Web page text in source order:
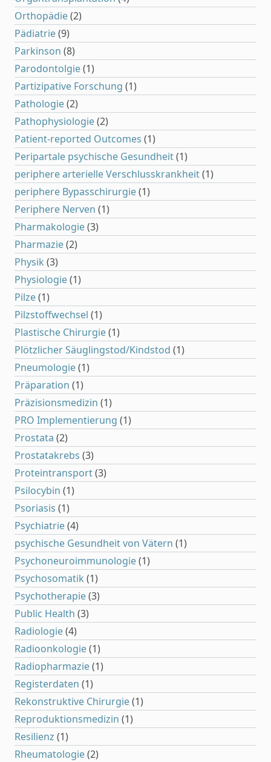
Orthopädie(2)
Pädiatrie(9)
Parkinson (8)
Parodontolgie(1)
Partizipative Forschung (1)
Pathologie(2)
Pathophysiologie(2)
Patient-reported Outcomes (1)
Peripartale psychische Gesundheit(1)
periphere arterielle Verschlusskrankheit(1)
periphere Bypasschirurgie(1)
Periphere Nerven (1)
Pharmakologie(3)
Pharmazie(2)
Physik (3)
Physiologie(1)
Pilze(1)
Pilzstoffwechsel (1)
Plastische Chirurgie(1)
Plötzlicher Säuglingstod/Kindstod (1)
Pneumologie(1)
Präparation (1)
Präzisionsmedizin (1)
PRO Implementierung (1)
Prostata (2)
Prostatakrebs (3)
Proteintransport(3)
Psilocybin (1)
Psoriasis (1)
Psychiatrie(4)
psychische Gesundheit von Vätern (1)
Psychoneuroimmunologie(1)
Psychosomatik (1)
Psychotherapie(3)
Public Health (3)
Radiologie(4)
Radioonkologie(1)
Radiopharmazie(1)
Registerdaten (1)
Rekonstruktive Chirurgie(1)
Reproduktionsmedizin (1)
Resilienz (1)
Rheumatologie(2)